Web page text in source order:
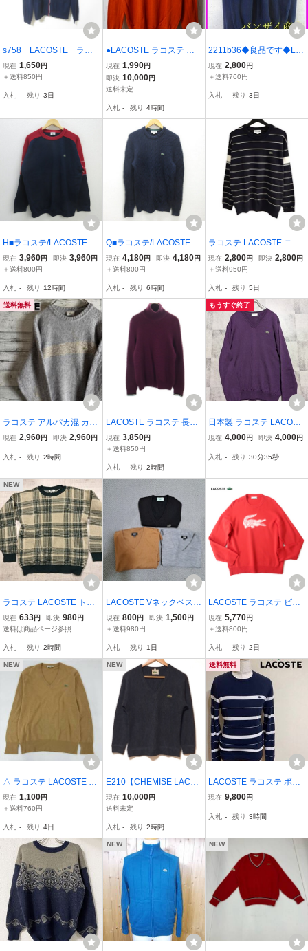
s758 LACOSTE ラコ
ステ ネイビー カーデ
ィガン 長袖 4
現在 1,650円
＋送料850円
入札 - 残り 3日
●LACOSTE ラコステ 長
袖 コットンセーター 4●0
408●
現在 1,990円
即決 10,000円
送料未定
入札 - 残り 4時間
2211b36◆良品です◆LA
COSTE ラコステ ROLAN
D GARROS PARIS ロー
ットセーター 3/テニス/ポ
現在 2,800円
＋送料760円
入札 - 残り 3日
H■ラコステ/LACOSTE ク
ルーネック コットンニッ
トセーター【5】紺/MEN
現在 3,960円 即決 3,960円
＋送料800円
入札 - 残り 12時間
Q■ラコステ/LACOSTE R
ELAXED FITケーブルニッ
ト セーター■紺【 US-5 】
現在 4,180円 即決 4,180円
＋送料800円
入札 - 残り 6時間
ラコステ LACOSTE ニッ
ト セーター コットン ボ
ーダー柄 ロゴ S 黒 ブラッ
現在 2,800円 即決 2,800円
＋送料950円
入札 - 残り 5日
送料無料
ラコステ アルパカ混 カラ
ーネップ ニット セーター
当
現在 2,960円 即決 2,960円
入札 - 残り 2時間
LACOSTE ラコステ 長袖
タートルネック セーター
XS ワインレッド ニット
現在 3,850円
＋送料850円
入札 - 残り 2時間
もうすぐ終了
日本製 ラコステ LACOST
E ウールVネック セータ
ニット AH262E OSAGAR
現在 4,000円 即決 4,000円
入札 - 残り 30分34秒
NEW
ラコステ LACOSTE トラ
ッド ブリティッシュ チェ
ック柄 アースカラー コッ
ンズ 4 ベージュ 紺
現在 633円 即決 980円
送料は商品ページ参照
入札 - 残り 2時間
LACOSTE Vネックベスト
とユニクロ Vネックセー
ター 3枚セット まとめ売
現在 800円 即決 1,500円
＋送料980円
入札 - 残り 1日
LACOSTE ラコステ ビッ
グワニ クルーネックセー
ター 中厚/微ストレッチ/
系 34
現在 5,770円
＋送料800円
入札 - 残り 2日
NEW
△ ラコステ LACOSTE V
ネック ニット セーター
メンズ L ベージュ キャメ
混 ワンポイント カジュア
ル 秋冬 古着
現在 1,100円
＋送料760円
入札 - 残り 4日
NEW
E210【CHEMISE LACOS
TE】シュミーズラコステ
Vネック セーター ニット
ント ダークグレー メンズ
サイズ2(S位)/QQ
現在 10,000円
送料未定
入札 - 残り 2時間
送料無料
LACOSTE ラコステ ボー
ダー ニット コットン ク
プス サイズ2 長袖 ネイビ
現在 9,800円
入札 - 残り 3時間
NEW NEW